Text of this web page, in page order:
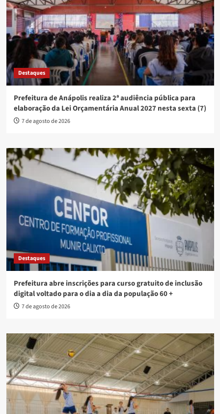
Destaques
Prefeitura de Anápolis realiza 2ª audiência pública para
elaboração da Lei Orçamentária Anual 2027 nesta sexta (7)
7 de agosto de 2026
Destaques
Prefeitura abre inscrições para curso gratuito de inclusão
digital voltado para o dia a dia da população 60 +
7 de agosto de 2026